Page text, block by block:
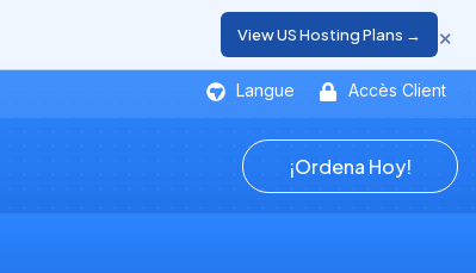
Langue Accès Client
¡Ordena Hoy!
View US Hosting Plans → ×